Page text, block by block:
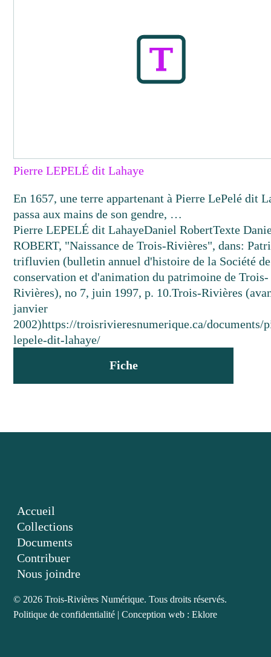
Pierre LEPELÉ dit Lahaye
En 1657, une terre appartenant à Pierre LePelé dit
passa aux mains de son gendre, …
Pierre LEPELÉ dit LahayeDaniel RobertTexte
ROBERT, "Naissance de Trois-Rivières", dans:
trifluvien (bulletin annuel d'histoire de la Société de
conservation et d'animation du patrimoine de Trois-
Rivières), no 7, juin 1997, p. 10.Trois-Rivières
janvier
2002)https://troisrivieresnumerique.ca/documents/
lepele-dit-lahaye/
Fiche
Accueil
Collections
Documents
Contribuer
Nous joindre
© 2026 Trois-Rivières Numérique. Tous droits réservés.
Politique de confidentialité |Conception web : Eklore